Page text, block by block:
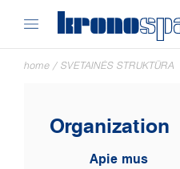
home / SVETAINĖS STRUKTŪRA
Organization
Apie mus